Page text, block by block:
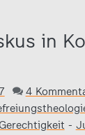
in
4
Gerechtigkeit -